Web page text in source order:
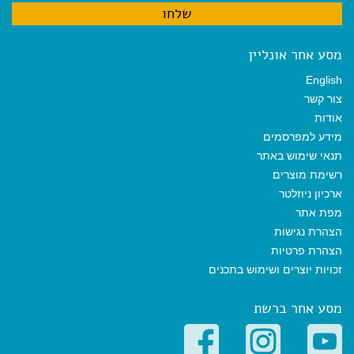
מסע אחר אונליין
English
צור קשר
אודות
מידע למפרסמים
תנאי שימוש באתר
רשימת מוצרים
ארכיון ניוזלטר
מפת אתר
הצהרת נגישות
הצהרת פרטיות
זכויות יוצרים ושימוש בתכנים
מסע אחר ברשת